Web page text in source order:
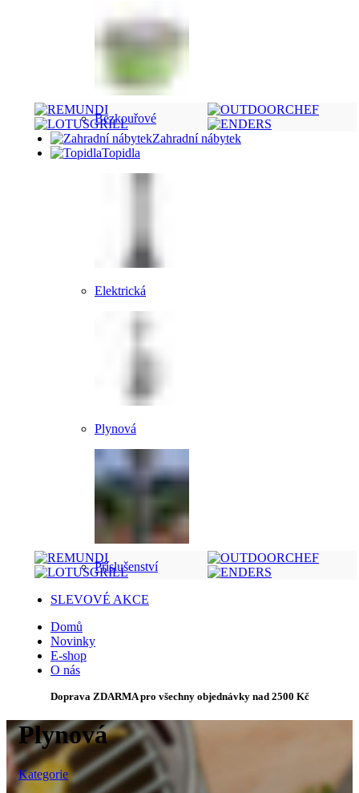
Bezkouřové
Zahradní nábytek
Topidla
Elektrická
Plynová
Příslušenství
SLEVOVÉ AKCE
Domů
Novinky
E-shop
O nás
Doprava ZDARMA pro všechny objednávky nad 2500 Kč
Plynová
Kategorie